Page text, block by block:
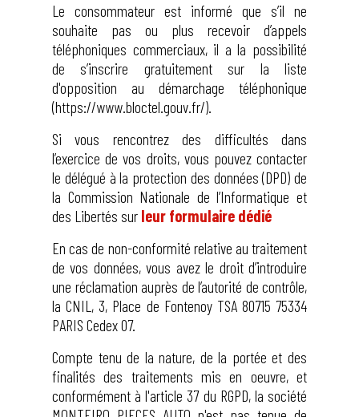
Le consommateur est informé que s’il ne
souhaite pas ou plus recevoir d’appels
téléphoniques commerciaux, il a la possibilité
de s’inscrire gratuitement sur la liste
d'opposition au démarchage téléphonique
(https://www.bloctel.gouv.fr/).
Si vous rencontrez des difficultés dans
l’exercice de vos droits, vous pouvez contacter
le délégué à la protection des données (DPD) de
la Commission Nationale de l’Informatique et
des Libertés sur leur formulaire dédié
En cas de non-conformité relative au traitement
de vos données, vous avez le droit d’introduire
une réclamation auprès de l’autorité de contrôle,
la CNIL, 3, Place de Fontenoy TSA 80715 75334
PARIS Cedex 07.
Compte tenu de la nature, de la portée et des
finalités des traitements mis en oeuvre, et
conformément à l'article 37 du RGPD, la société